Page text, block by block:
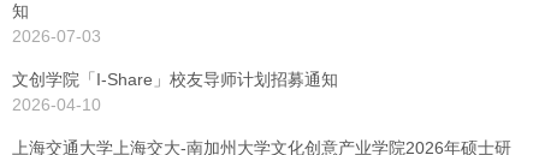
知
2026-07-03
文创学院「I-Share」校友导师计划招募通知
2026-04-10
上海交通大学上海交大-南加州大学文化创意产业学院2026年硕士研